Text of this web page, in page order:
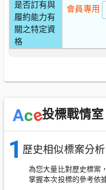
是否訂有與
履約能力有
關之特定資
格
會員專用
Ace投標戰情室
1 歷史相似標案分析
為您大量比對歷史標案
掌握本次投標的參考依